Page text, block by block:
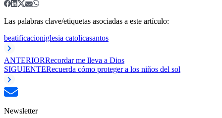
Las palabras clave/etiquetas asociadas a este artículo:
beatificacioniglesia catolicasantos
ANTERIORRecordar me lleva a Dios
SIGUIENTERecuerda cómo proteger a los niños del sol
Newsletter